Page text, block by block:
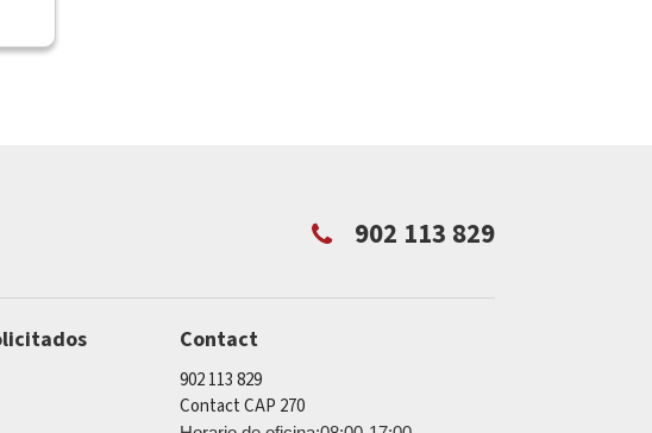
902 113 829
Contact
902 113 829
Contact CAP 270